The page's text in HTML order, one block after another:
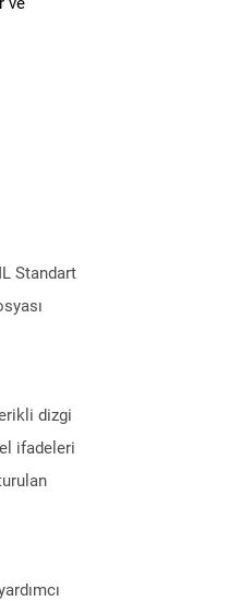
Standart
dizgi
ifadeleri